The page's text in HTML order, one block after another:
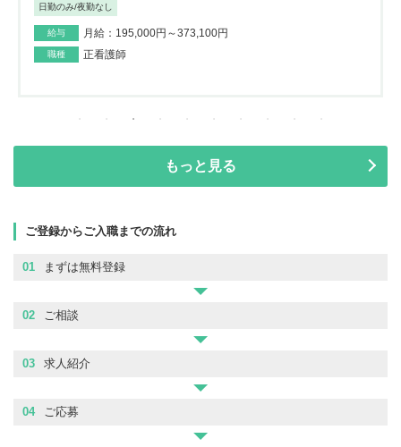
日勤のみ/夜勤なし
給与 月給：195,000円～373,100円
職種 正看護師
もっと見る
ご登録からご入職までの流れ
01 まずは無料登録
02 ご相談
03 求人紹介
04 ご応募